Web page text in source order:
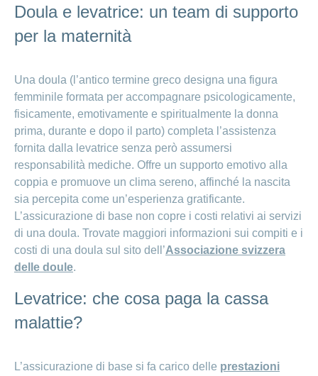
Doula e levatrice: un team di supporto
per la maternità
Una doula (l’antico termine greco designa una figura
femminile formata per accompagnare psicologicamente,
fisicamente, emotivamente e spiritualmente la donna
prima, durante e dopo il parto) completa l’assistenza
fornita dalla levatrice senza però assumersi
responsabilità mediche. Offre un supporto emotivo alla
coppia e promuove un clima sereno, affinché la nascita
sia percepita come un’esperienza gratificante.
L’assicurazione di base non copre i costi relativi ai servizi
di una doula. Trovate maggiori informazioni sui compiti e i
costi di una doula sul sito dell’Associazione svizzera
delle doule.
Levatrice: che cosa paga la cassa
malattie?
L’assicurazione di base si fa carico delle prestazioni